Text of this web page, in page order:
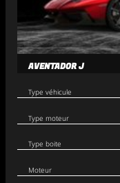
AVENTADOR J
Type véhicule
Type moteur
Type boite
Moteur